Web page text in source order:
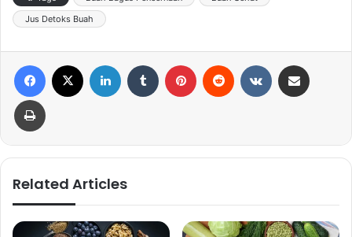
Jus Detoks Buah
Related Articles